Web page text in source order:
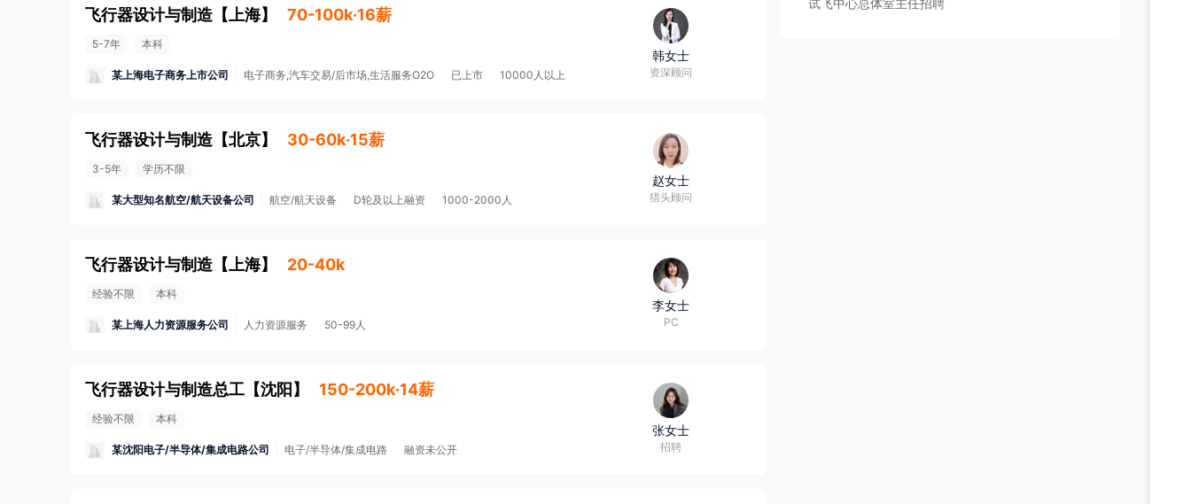
飞行器设计与制造 【 上海】 70-100k·16薪
5-7年 本科
某上海电子商务上市公司 电子商务,汽车交易/后市场,生活服务O2O 已上市 10000人以上
韩女士
资深顾问
飞行器设计与制造 【北京】 30-60k·15薪
3-5年 学历不限
某大型知名航空/航天设备公司 航空/航天设备 D轮及以上融资 1000-2000人
赵女士
猎头顾问
飞行器设计与制造 【 上海】 20-40k
经验不限 本科
某上海人力资源服务公司 人力资源服务 50-99人
李女士
PC
飞行器设计与制造总工 【沈阳 】 150-200k·14薪
经验不限 本科
某沈阳电子/半导体/集成电路公司 电子/半导体/集成电路 融资未公开
张女士
招聘
试飞中心总体室主任招聘